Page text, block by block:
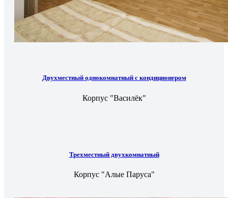
Двухместный однокомнатный с кондиционером
Корпус "Василёк"
Трехместный двухкомнатный
Корпус "Алые Паруса"